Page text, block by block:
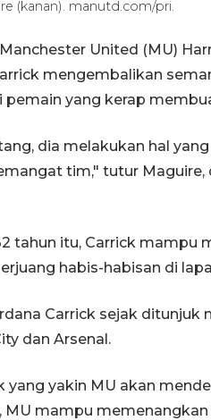
(kanan). manutd.com/pri.
United (MU)
mengembalikan
yang kerap
dia melakukan hal
tim," tutur Maguire,
tahun itu, Carrick mampu
habis-habisan di
Carrick sejak ditunjuk
dan Arsenal.
yang yakin MU akan
mampu